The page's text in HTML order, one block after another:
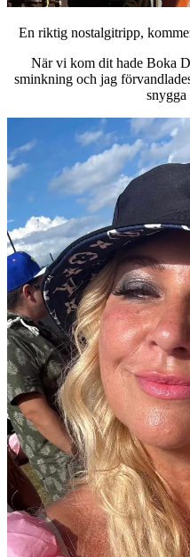
En riktig nostalgitripp,
När vi kom dit hade Boka
sminkning och jag